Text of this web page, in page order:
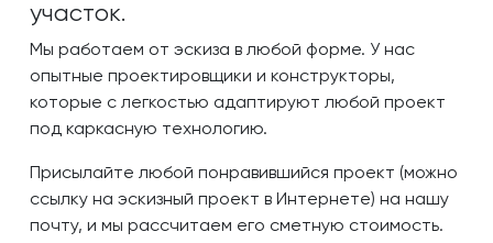
участок.
Мы работаем от эскиза в любой форме. У нас
опытные проектировщики и конструкторы,
которые с легкостью адаптируют любой проект
под каркасную технологию.
Присылайте любой понравившийся проект (можно
ссылку на эскизный проект в Интернете) на нашу
почту, и мы рассчитаем его сметную стоимость.